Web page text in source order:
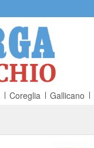
Coreglia Gallicano